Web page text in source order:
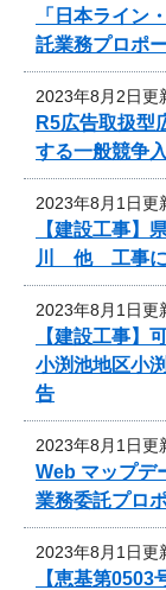
「日本ライン
託業務プロポ
2023年8月2日更
R5広告取扱型
する一般競争
2023年8月1日更
【建設工事
川 他 工事に
2023年8月1日更
【建設工事】
小渕池地区小
告
2023年8月1日更
Web マップデ
業務委託プロ
2023年8月1日更
【恵基第